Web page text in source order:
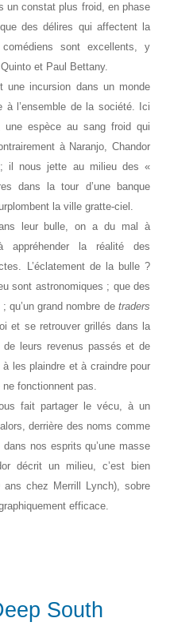
un constat plus froid, en phase
des délires qui affectent la
sont excellents, y
et Paul Bettany.
une incursion dans un monde
à l’ensemble de la société. Ici
espèce au sang froid qui
à Naranjo, Chandor
il nous jette au milieu des «
dans la tour d’une banque
la ville gratte-ciel.
leur bulle, on a du mal à
la réalité des
L’éclatement de la bulle ?
sont astronomiques ; que des
qu’un grand nombre de traders
et se retrouver grillés dans la
leurs revenus passés et de
les plaindre et à craindre pour
fonctionnent pas.
fait partager le vécu, à un
derrière des noms comme
nos esprits qu’une masse
décrit un milieu, c’est bien
chez Merrill Lynch), sobre
efficace.
South